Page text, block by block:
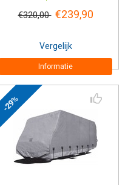
€320,00 €239,90
Vergelijk
Informatie
-29%